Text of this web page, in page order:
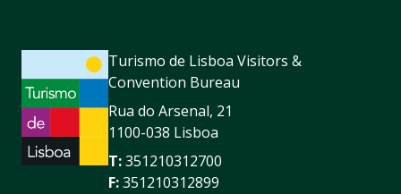
Turismo de Lisboa Visitors &
Convention Bureau
Rua do Arsenal, 21
1100-038 Lisboa
T:351210312700
F:351210312899